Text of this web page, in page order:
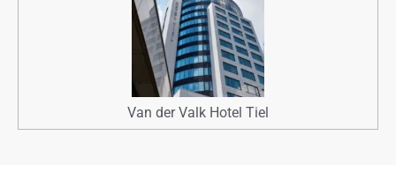
Van der Valk Hotel Tiel